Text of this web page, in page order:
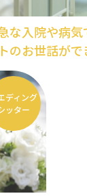
な入院や病気
のお世話がで
ディング
ッター